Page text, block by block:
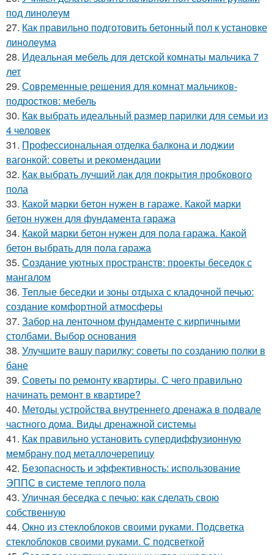
под линолеум
27. Как правильно подготовить бетонный пол к установке
линолеума
28. Идеальная мебель для детской комнаты мальчика 7
лет
29. Современные решения для комнат мальчиков-
подростков: мебель
30. Как выбрать идеальный размер парилки для семьи из
4 человек
31. Профессиональная отделка балкона и лоджии
вагонкой: советы и рекомендации
32. Как выбрать лучший лак для покрытия пробкового
пола
33. Какой марки бетон нужен в гараже. Какой марки
бетон нужен для фундамента гаража
34. Какой марки бетон нужен для пола гаража. Какой
бетон выбрать для пола гаража
35. Создание уютных пространств: проекты беседок с
мангалом
36. Теплые беседки и зоны отдыха с кладочной печью:
создание комфортной атмосферы
37. Забор на ленточном фундаменте с кирпичными
столбами. Выбор основания
38. Улучшите вашу парилку: советы по созданию полки в
бане
39. Советы по ремонту квартиры. С чего правильно
начинать ремонт в квартире?
40. Методы устройства внутреннего дренажа в подвале
частного дома. Виды дренажной системы
41. Как правильно установить супердиффузионную
мембрану под металлочерепицу
42. Безопасность и эффективность: использование
ЭППС в системе теплого пола
43. Уличная беседка с печью: как сделать свою
собственную
44. Окно из стеклоблоков своими руками. Подсветка
стеклоблоков своими руками. С подсветкой